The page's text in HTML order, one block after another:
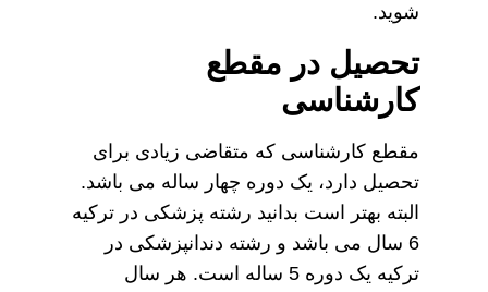
شوید.
تحصیل در مقطع
کارشناسی
مقطع کارشناسی که متقاضی زیادی برای
تحصیل دارد، یک دوره چهار ساله می باشد.
البته بهتر است بدانید رشته پزشکی در ترکیه
6 سال می باشد و رشته دندانپزشکی در
ترکیه یک دوره 5 ساله است. هر سال